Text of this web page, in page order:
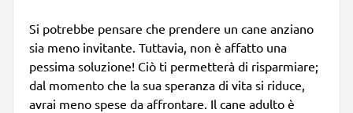
Si potrebbe pensare che prendere un cane anziano
sia meno invitante. Tuttavia, non è affatto una
pessima soluzione! Ciò ti permetterà di risparmiare;
dal momento che la sua speranza di vita si riduce,
avrai meno spese da affrontare. Il cane adulto è